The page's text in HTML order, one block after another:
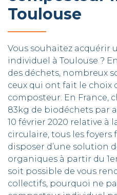
Toulouse
Vous souhaitez acquérir
individuel à Toulouse ?
des déchets, nombreux
ceux qui ont fait le choix
composteur. En France,
83kg de biodéchets par
10 février 2020 relative
circulaire, tous les foyers
disposer d’une solution
organiques à partir du
soit possible de vous
collectifs, pourquoi ne